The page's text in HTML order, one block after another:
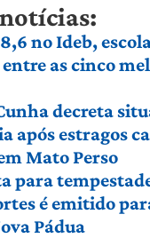
no Ideb,
entre as cinco
decreta
após estragos
Mato Perso
para
é emitido
Pádua